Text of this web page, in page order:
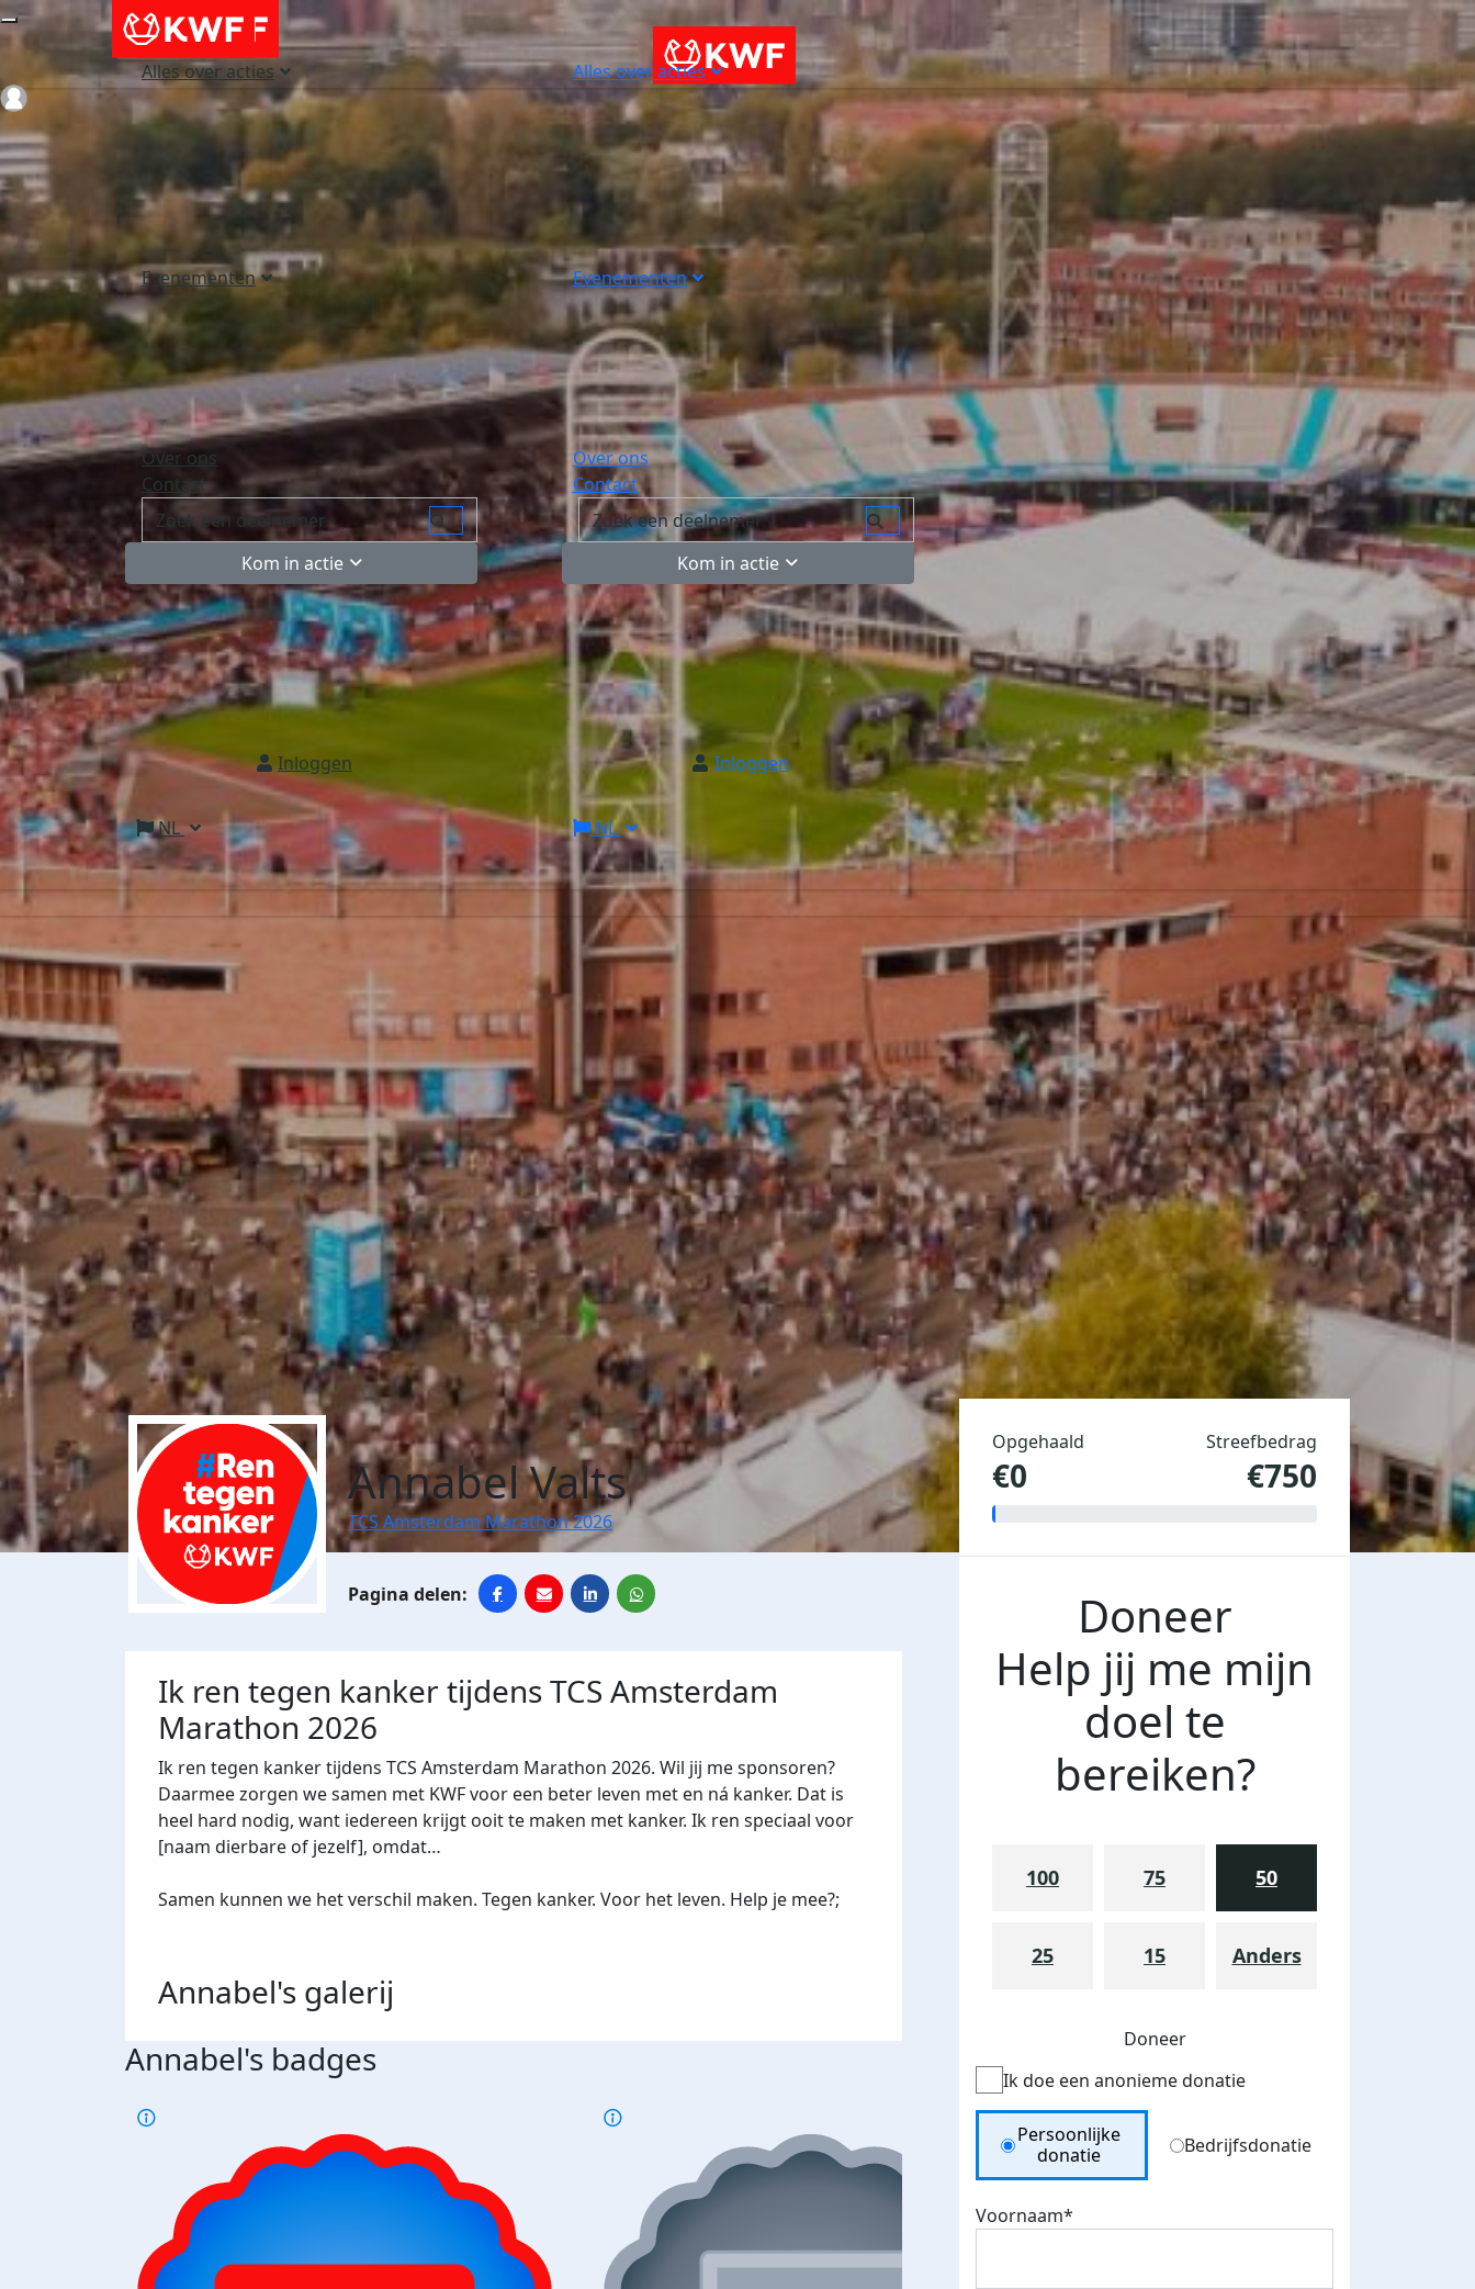
Alles over acties
Evenementen
Over ons
Contact
Kom in actie
Inloggen
NL
Alles over acties
Evenementen
Over ons
Contact
Kom in actie
Inloggen
NL
Login
Annabel Valts
TCS Amsterdam Marathon 2026
Ik ren tegen kanker tijdens TCS Amsterdam
Marathon 2026
Ik ren tegen kanker tijdens TCS Amsterdam Marathon 2026. Wil jij me sponsoren?
Daarmee zorgen we samen met KWF voor een beter leven met en ná kanker. Dat is
heel hard nodig, want iedereen krijgt ooit te maken met kanker. Ik ren speciaal voor
[naam dierbare of jezelf], omdat…
Samen kunnen we het verschil maken. Tegen kanker. Voor het leven. Help je mee?;
Annabel's galerij
Annabel's badges
Opgehaald
€0
Streefbedrag
€750
Doneer
Help jij me mijn
doel te
bereiken?
100 75 50
25 15 Anders
Doneer
Ik doe een anonieme donatie
Donation Type
Persoonlijke
donatie
Bedrijfsdonatie
Voornaam*